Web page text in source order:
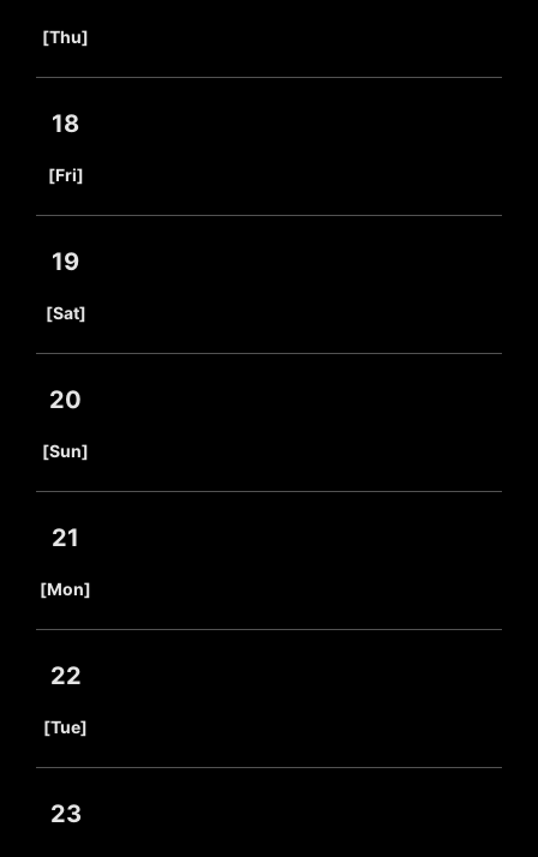
[Thu]
18
[Fri]
19
[Sat]
20
[Sun]
21
[Mon]
22
[Tue]
23